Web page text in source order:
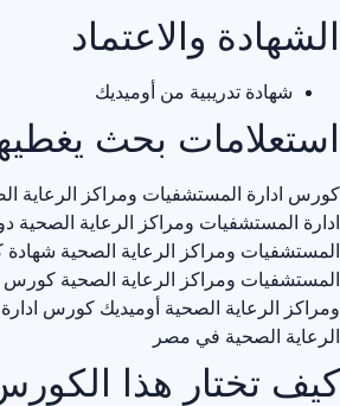
الشهادة والاعتماد
شهادة تدريبية من أوميديك
استعلامات بحث
كورس ادارة المستشفيات ومراكز الرعاية
ادارة المستشفيات ومراكز الرعاية الصحية
المستشفيات ومراكز الرعاية الصحية شهادة
المستشفيات ومراكز الرعاية الصحية كورس
ومراكز الرعاية الصحية أوميديك كورس
الرعاية الصحية في مصر
كيف تختار هذا